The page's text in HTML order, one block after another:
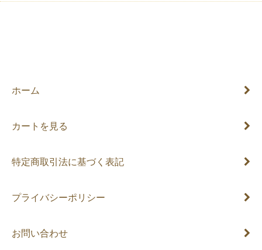
ホーム
カートを見る
特定商取引法に基づく表記
プライバシーポリシー
お問い合わせ